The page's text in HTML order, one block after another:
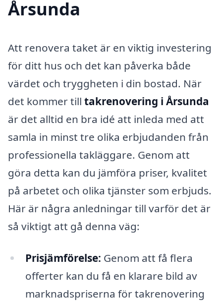
Årsunda
Att renovera taket är en viktig investering
för ditt hus och det kan påverka både
värdet och tryggheten i din bostad. När
det kommer till takrenovering i Årsunda
är det alltid en bra idé att inleda med att
samla in minst tre olika erbjudanden från
professionella takläggare. Genom att
göra detta kan du jämföra priser, kvalitet
på arbetet och olika tjänster som erbjuds.
Här är några anledningar till varför det är
så viktigt att gå denna väg:
Prisjämförelse: Genom att få flera
offerter kan du få en klarare bild av
marknadspriserna för takrenovering